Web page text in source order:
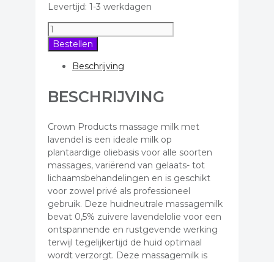
Levertijd: 1-3 werkdagen
Massage
milk
aantal
Bestellen
Beschrijving
BESCHRIJVING
Crown Products massage milk met
lavendel is een ideale milk op
plantaardige oliebasis voor alle soorten
massages, variërend van gelaats- tot
lichaamsbehandelingen en is geschikt
voor zowel privé als professioneel
gebruik. Deze huidneutrale massagemilk
bevat 0,5% zuivere lavendelolie voor een
ontspannende en rustgevende werking
terwijl tegelijkertijd de huid optimaal
wordt verzorgt. Deze massagemilk is